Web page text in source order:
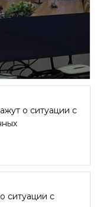
о ситуации с
ситуации с